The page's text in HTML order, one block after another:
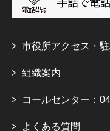
市役所アクセス・
組織案内
コールセンター：
よくある質問